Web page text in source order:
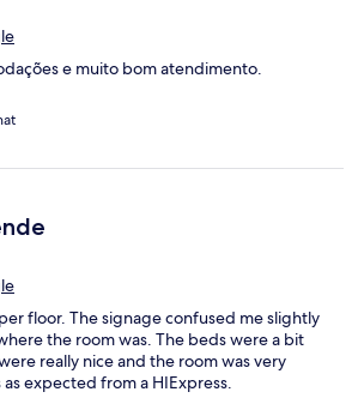
e muito bom atendimento.
floor. The signage confused me slightly
the room was. The beds were a bit
really nice and the room was very
expected from a HIExpress.